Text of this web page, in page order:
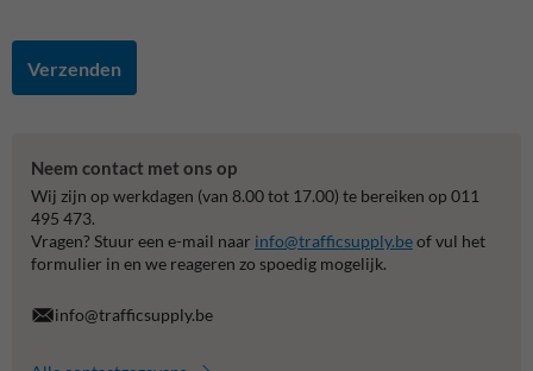
Verzenden
Neem contact met ons op
Wij zijn op werkdagen (van 8.00 tot 17.00) te bereiken op 011
495 473.
Vragen? Stuur een e-mail naar info@trafficsupply.beof vul het
formulier in en we reageren zo spoedig mogelijk.
info@trafficsupply.be